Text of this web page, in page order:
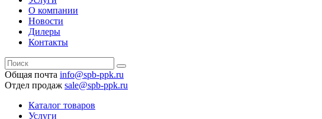
О компании
Новости
Дилеры
Контакты
Общая почта info@spb-ppk.ru
Отдел продаж sale@spb-ppk.ru
Каталог товаров
Услуги